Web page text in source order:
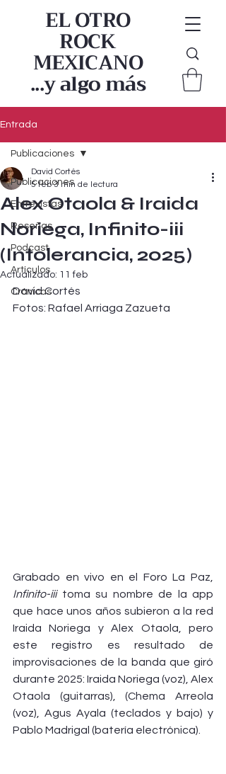
EL OTRO
ROCK
MEXICANO
...y algo más
Entrada
Publicaciones
Entrevistas
Reseñas
Podcast
Artículos
Crónicas
Publicaciones
Alex Otaola & Iraida
Noriega, Infinito-iii
(Intolerancia, 2025)
David Cortés
5 feb 3 min de lectura
Actualizado: 11 feb
David Cortés
Fotos: Rafael Arriaga Zazueta
Infinito-iii toma su nombre de la app
que hace unos años subieron a la red
Iraida Noriega y Alex Otaola, pero
este registro es resultado de
improvisaciones de la banda que giró
durante 2025: Iraida Noriega (voz), Alex
Otaola (guitarras), (Chema Arreola
(voz), Agus Ayala (teclados y bajo) y
Pablo Madrigal (batería electrónica).